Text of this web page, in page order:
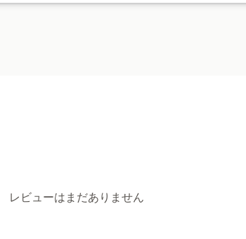
レビューはまだありません